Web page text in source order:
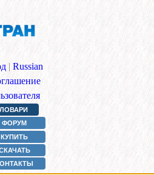
| Russian
ФОРУМ
КУПИТЬ